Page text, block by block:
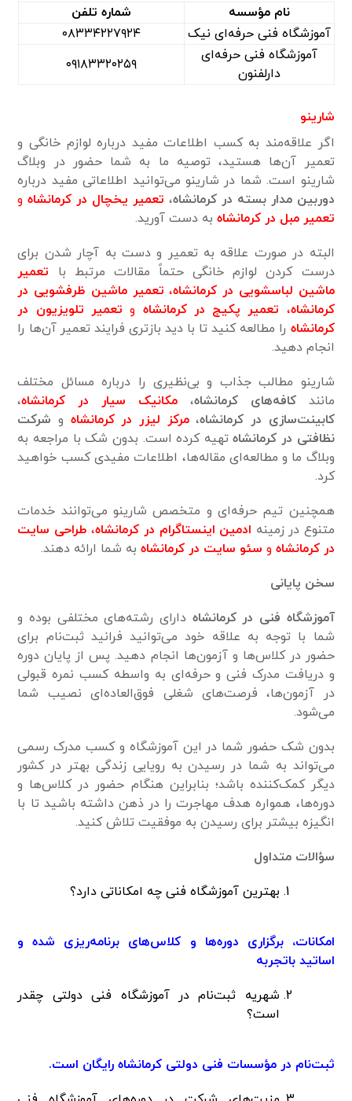
نام مؤسسه
شماره تلفن
آموزشگاه فنی حرفه‌ای نیک
۰۸۳۳۴۲۲۷۹۲۴
آموزشگاه فنی حرفه‌ای
دارلفنون
۰۹۱۸۳۳۲۰۲۵۹
شارینو
اگر علاقه‌مند به کسب اطلاعات مفید درباره لوازم خانگی و
تعمیر آن‌ها هستید، توصیه ما به شما حضور در وبلاگ
شارینو است. شما در شارینو می‌توانید اطلاعاتی مفید درباره
دوربین مدار بسته در کرمانشاه، تعمیر یخچال در کرمانشاهو
تعمیر مبل در کرمانشاه به دست‌ آورید.
البته در صورت علاقه به تعمیر و دست به آچار شدن برای
درست کردن لوازم خانگی حتماً مقالات مرتبط با تعمیر
ماشین لباسشویی در کرمانشاه، تعمیر ماشین ظرفشویی در
کرمانشاه، تعمیر پکیج در کرمانشاه و تعمیر تلویزیون در
کرمانشاه را مطالعه کنید تا با دید باز‌تری فرایند تعمیر آن‌ها را
انجام دهید.
شارینو مطالب جذاب و بی‌نظیری را درباره مسائل مختلف
مانندکافه‌های کرمانشاه، مکانیک سیار در کرمانشاه،
کابینت‌سازی در کرمانشاه،مرکز لیزر در کرمانشاه و شرکت
نظافتی در کرمانشاهتهیه کرده است. بدون شک با مراجعه به
وبلاگ ما و مطالعه‌ای مقاله‌ها، اطلاعات مفیدی کسب خواهید
کرد.
همچنین تیم حرفه‌ای و متخصص شارینو می‌توانند خدمات
متنوع در زمینه ادمین اینستاگرام در کرمانشاه، طراحی سایت
در کرمانشاه و سئو سایت در کرمانشاه به شما ارائه دهند.
سخن پایانی
آموزشگاه فنی در کرمانشاه دارای رشته‌های مختلفی بوده و
شما با توجه به علاقه خود می‌توانید فرانید ثبت‌نام برای
حضور در کلاس‌ها و آزمون‌ها انجام دهید. پس از پایان دوره
و دریافت مدرک فنی و حرفه‌ای به واسطه کسب نمره قبولی
در آزمون‌ها، فرصت‌های شغلی فوق‌العاده‌ای نصیب شما
می‌شود.
بدون شک حضور شما در این آموزشگاه و کسب مدرک رسمی
می‌تواند به شما در رسیدن به رویایی زندگی بهتر در کشور
دیگر کمک‌کننده باشد؛ بنابراین هنگام حضور در کلاس‌ها و
دوره‌ها، همواره هدف مهاجرت را در ذهن داشته باشید تا با
انگیزه بیشتر برای رسیدن به موفقیت تلاش کنید.
سؤالات متداول
بهترین آموزشگاه فنی چه امکاناتی دارد؟
امکانات، برگزاری دوره‌ها و کلاس‌های برنامه‌ریزی شده و
اساتید باتجربه
شهریه ثبت‌نام در آموزشگاه فنی دولتی چقدر
است؟
ثبت‌نام در مؤسسات فنی دولتی کرمانشاه رایگان است.